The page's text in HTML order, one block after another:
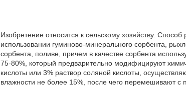
Изобретение относится к сельскому хозяйству.
использовании гуминово-минерального сорбента,
сорбента, поливе, причем в качестве сорбента
75-80%, который предварительно модифицируют
кислоты или 3% раствор соляной кислоты,
влажности не более 15%, после чего перемешивают